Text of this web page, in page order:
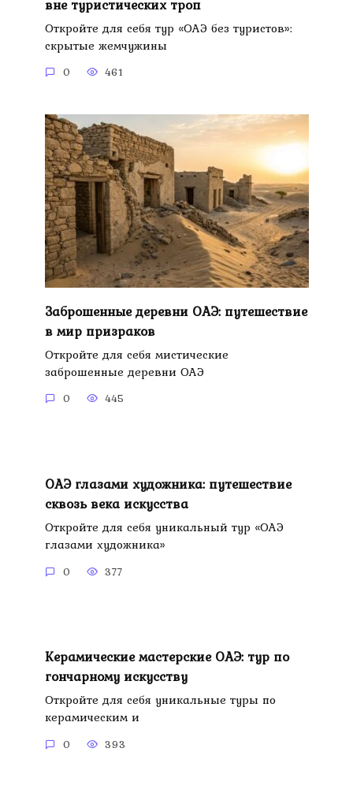
вне туристических троп
Откройте для себя тур «ОАЭ без туристов»:
скрытые жемчужины
0 461
Заброшенные деревни ОАЭ: путешествие
в мир призраков
Откройте для себя мистические
заброшенные деревни ОАЭ
0 445
ОАЭ глазами художника: путешествие
сквозь века искусства
Откройте для себя уникальный тур «ОАЭ
глазами художника»
0 377
Керамические мастерские ОАЭ: тур по
гончарному искусству
Откройте для себя уникальные туры по
керамическим и
0 393